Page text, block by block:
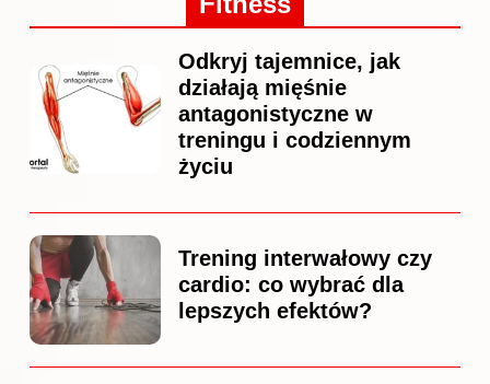
Odkryj tajemnice, jak
działają mięśnie
antagonistyczne w
treningu i codziennym
życiu
Trening interwałowy czy
cardio: co wybrać dla
lepszych efektów?